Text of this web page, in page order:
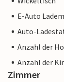
E-Auto
Auto-
Anzahl der
Anzahl der
Zimmer